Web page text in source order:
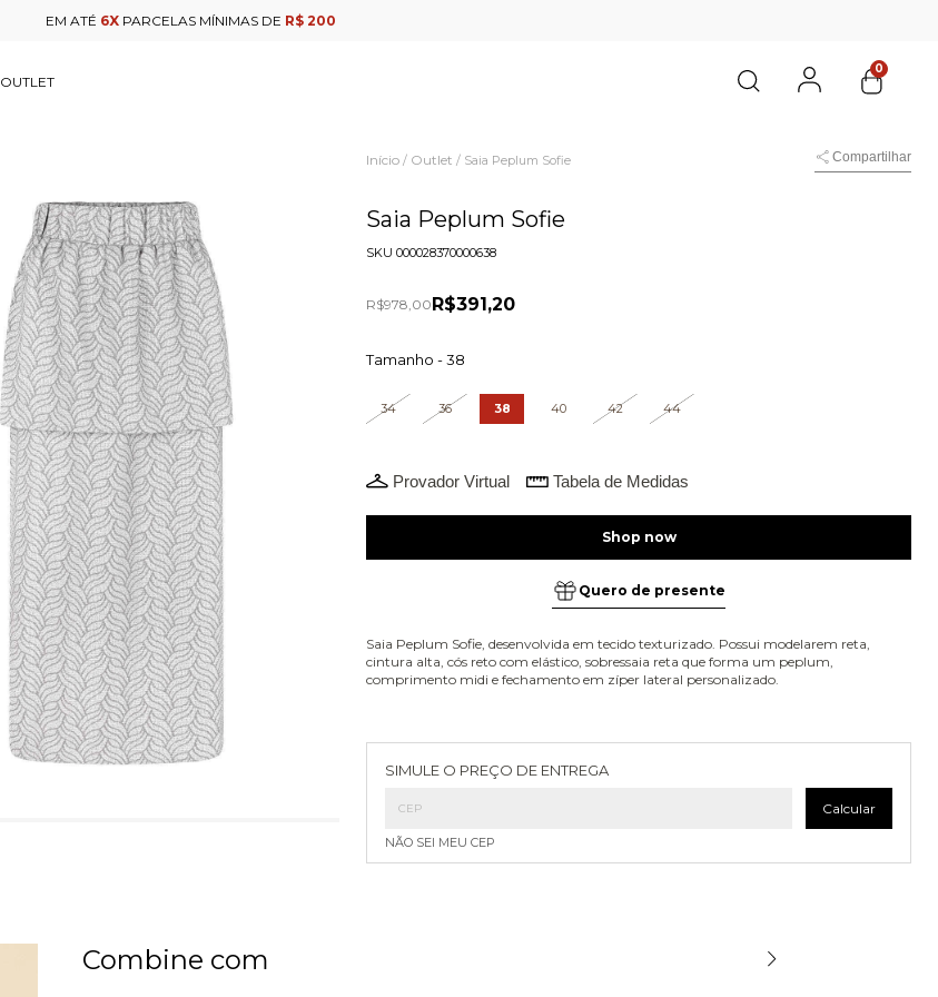
EM ATÉ 6XPARCELAS MÍNIMAS DE R$ 200
OUTLET
0
Início / Outlet / Saia Peplum Sofie Compartilhar
Saia Peplum Sofie
SKU000028370000638
R$978,00R$391,20
Tamanho -38
34 36 38 40 42 44
Provador Virtual Tabela de Medidas
Quero de presente
Saia Peplum Sofie, desenvolvida em tecido texturizado. Possui modelarem reta,
cintura alta, cós reto com elástico, sobressaia reta que forma um peplum,
comprimento midi e fechamento em zíper lateral personalizado.
SIMULE O PREÇO DE ENTREGA
Calcular
NÃO SEI MEU CEP
Combine com